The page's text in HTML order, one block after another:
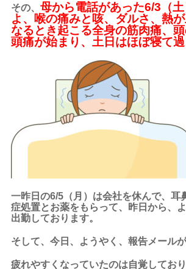
その、母から電話があった6/3（
よ、喉の痛みと咳、ダルさ、熱
なるとき起こる全身の筋肉痛、
頭痛が始まり、土日はほぼ寝て
一昨日の6/5（月）は会社を休んで、耳
症処置とお薬をもらって、昨日から、
出勤しております。
そして、今日、ようやく、報告メールが
疲れやすくなっていたのは自覚してお